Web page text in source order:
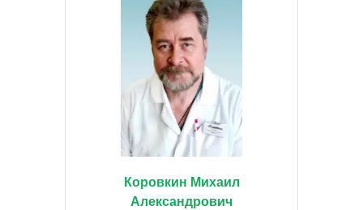
Коровкин Михаил
Александрович